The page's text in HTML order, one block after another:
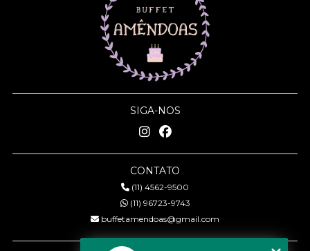
SIGA-NOS
CONTATO
(11) 4562-9500
(11) 96723-9743
buffetamendoas@gmail.com